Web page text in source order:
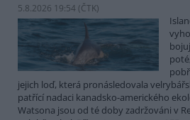
5.8.2026 19:54 (ČTK)
jejich loď, která pronásledovala
patřící nadaci kanadsko-amerického
Watsona jsou od té doby zadržováni v